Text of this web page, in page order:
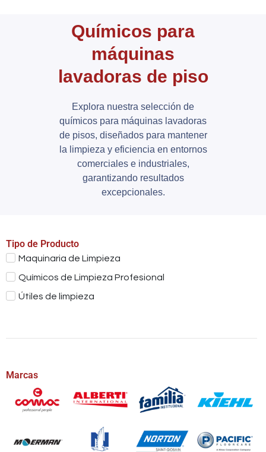
Químicos para
máquinas
lavadoras de piso
Explora nuestra selección de
químicos para máquinas lavadoras
de pisos, diseñados para mantener
la limpieza y eficiencia en entornos
comerciales e industriales,
garantizando resultados
excepcionales.
Tipo de Producto
Maquinaria de Limpieza
Químicos de Limpieza Profesional
Útiles de limpieza
Marcas